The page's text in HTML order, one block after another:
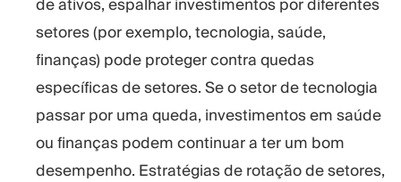
de ativos, espalhar investimentos por diferentes
setores (por exemplo, tecnologia, saúde,
finanças) pode proteger contra quedas
específicas de setores. Se o setor de tecnologia
passar por uma queda, investimentos em saúde
ou finanças podem continuar a ter um bom
desempenho. Estratégias de rotação de setores,